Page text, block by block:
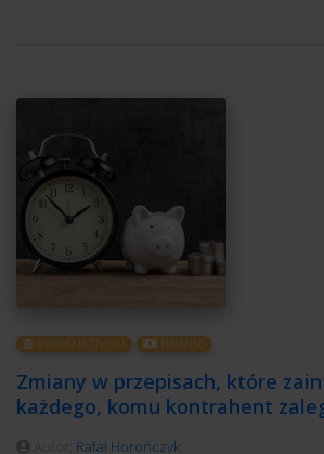
PRAWO BIZNESU FINANSE
Zmiany w przepisach, które
każdego, komu kontrahent
Rafał Horończyk